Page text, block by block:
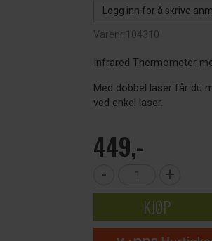
Logg inn for å skrive
Varenr:104310
Infrared Thermometer
Med dobbel laser får du
ved enkel laser.
449,-
- +
KJØP